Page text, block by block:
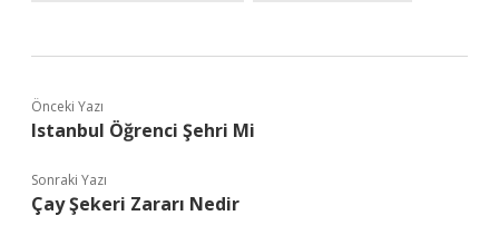
Önceki Yazı
Istanbul Öğrenci Şehri Mi
Sonraki Yazı
Çay Şekeri Zararı Nedir